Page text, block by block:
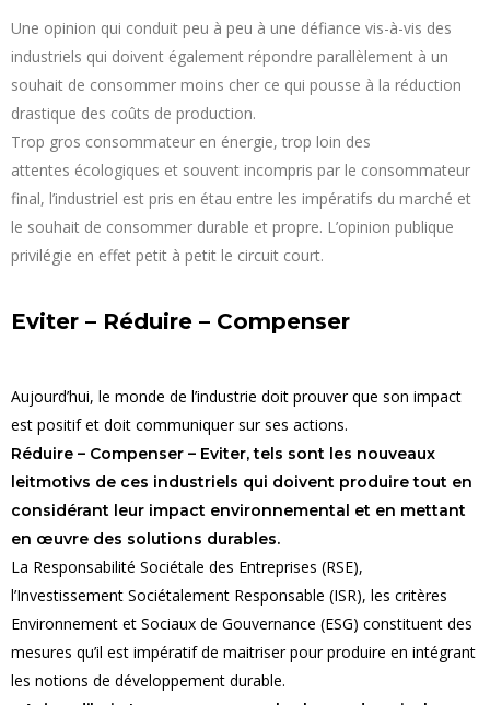
Une opinion qui conduit peu à peu à une défiance vis-à-vis des
industriels qui doivent également répondre parallèlement à un
souhait de consommer moins cher ce qui pousse à la réduction
drastique des coûts de production.
Trop gros consommateur en énergie, trop loin des
attentes écologiques et souvent incompris par le consommateur
final, l’industriel est pris en étau entre les impératifs du marché et
le souhait de consommer durable et propre. L’opinion publique
privilégie en effet petit à petit le circuit court.
Eviter – Réduire – Compenser
Aujourd’hui, le monde de l’industrie doit prouver que son impact
est positif et doit communiquer sur ses actions.
Réduire – Compenser – Eviter, tels sont les nouveaux
leitmotivs de ces industriels qui doivent produire tout en
considérant leur impact environnemental et en mettant
en œuvre des solutions durables.
La Responsabilité Sociétale des Entreprises (RSE),
l’Investissement Sociétalement Responsable (ISR), les critères
Environnement et Sociaux de Gouvernance (ESG) constituent des
mesures qu’il est impératif de maitriser pour produire en intégrant
les notions de développement durable.